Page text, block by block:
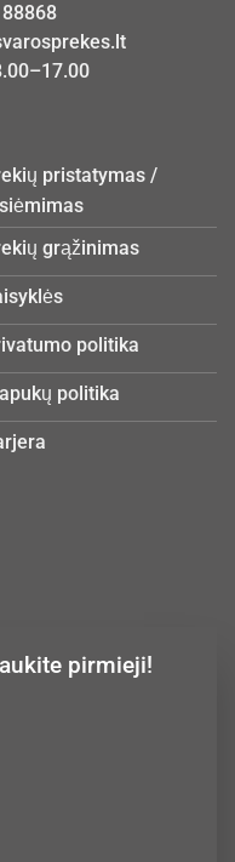
pristatymas /
grąžinimas
politika
politika
pirmieji!